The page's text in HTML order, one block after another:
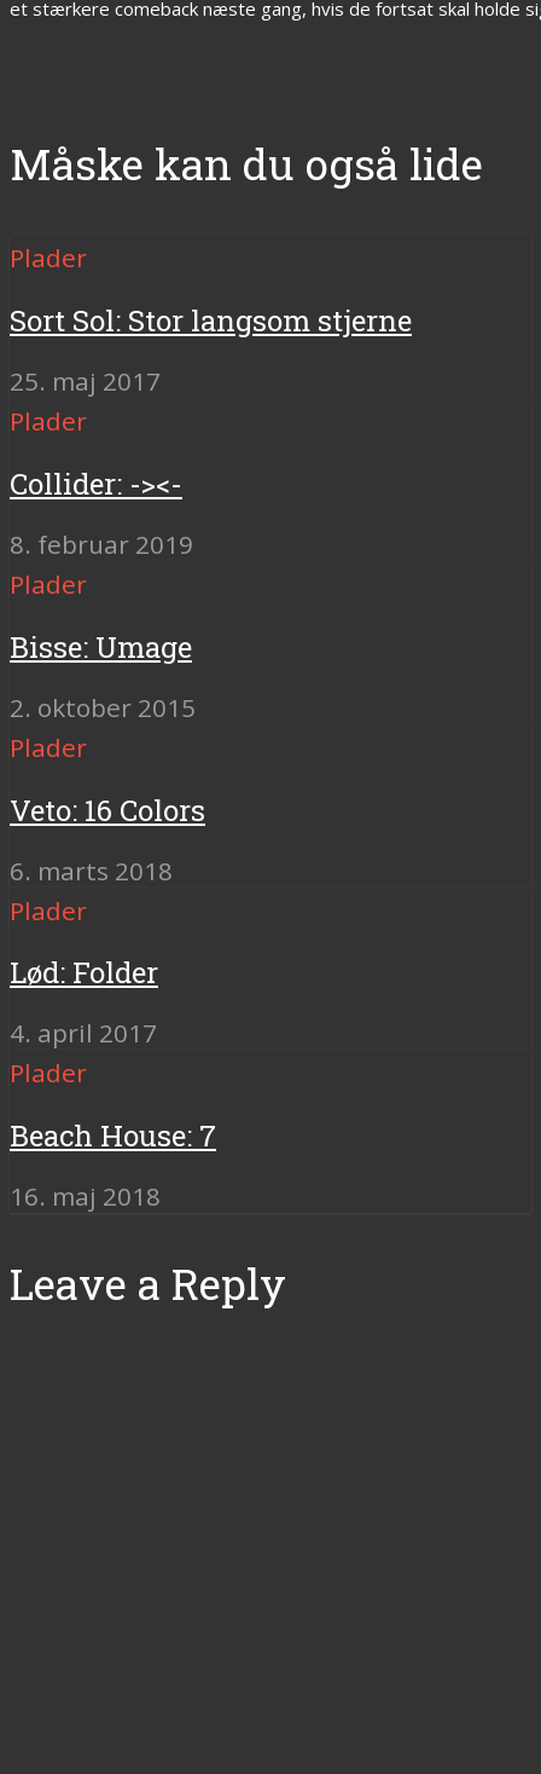
et stærkere comeback næste gang, hvis de fortsat skal holde
Måske kan du også lide
Plader
Sort Sol: Stor langsom stjerne
25. maj 2017
Plader
Collider: -><-
8. februar 2019
Plader
Bisse: Umage
2. oktober 2015
Plader
Veto: 16 Colors
6. marts 2018
Plader
Lød: Folder
4. april 2017
Plader
Beach House: 7
16. maj 2018
Leave a Reply